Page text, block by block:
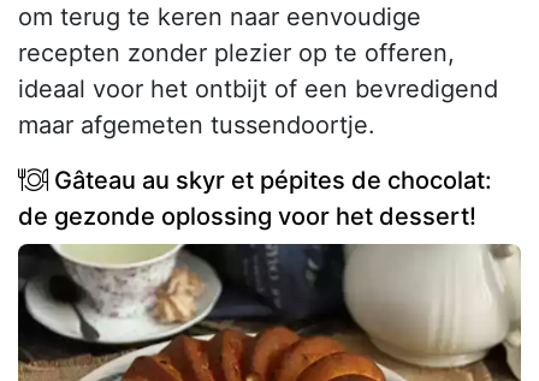
om terug te keren naar eenvoudige
recepten zonder plezier op te offeren,
ideaal voor het ontbijt of een bevredigend
maar afgemeten tussendoortje.
Gâteau au skyr et pépites de chocolat:
de gezonde oplossing voor het dessert!